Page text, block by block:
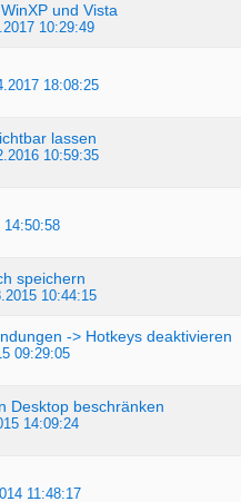
und Vista
10:29:49
18:08:25
lassen
10:59:35
14:50:58
speichern
10:44:15
-> Hotkeys deaktivieren
09:29:05
Desktop beschränken
14:09:24
11:48:17